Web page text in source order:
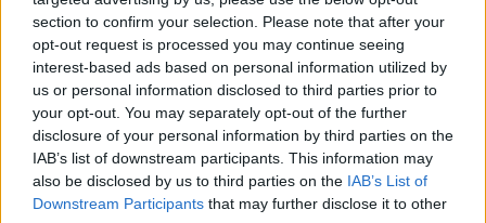
section to confirm your selection. Please note that after your
opt-out request is processed you may continue seeing
interest-based ads based on personal information utilized by
us or personal information disclosed to third parties prior to
your opt-out. You may separately opt-out of the further
disclosure of your personal information by third parties on the
IAB’s list of downstream participants. This information may
also be disclosed by us to third parties on the IAB’s List of
Downstream Participants that may further disclose it to other
αυξάνεται. Τους λόγους εξηγεί ο κύριος Νίκος Π.
Σπυρίδης, Παιδίατρος – Λοιμωξιολόγος,
Αναπληρωτής Καθηγητής Παιδιατρικής με
εξειδίκευση στην Λοιμωξιολογία και Διευθυντής της
Παιδιατρικής Κλινικής του ΜΗΤΕΡΑ